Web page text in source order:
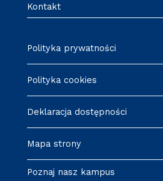
Kontakt
Polityka prywatności
Polityka cookies
Deklaracja dostępności
Mapa strony
Poznaj nasz kampus